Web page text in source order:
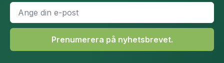
E-
post
*
Prenumerera på nyhetsbrevet.